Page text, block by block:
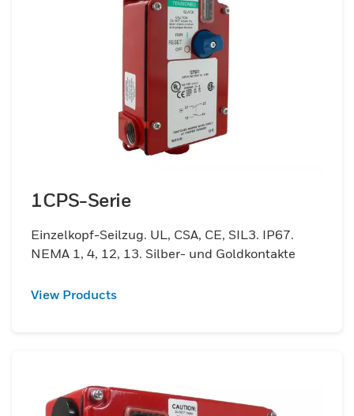
1CPS-Serie
Einzelkopf-Seilzug. UL, CSA, CE, SIL3. IP67.
NEMA 1, 4, 12, 13. Silber- und Goldkontakte
View Products